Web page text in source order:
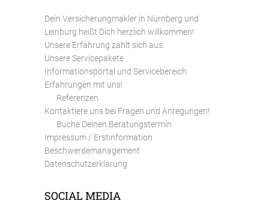
Dein Versicherungmakler in Nürnberg und
Leinburg heißt Dich herzlich willkommen!
Unsere Erfahrung zahlt sich aus.
Unsere Servicepakete
Informationsportal und Servicebereich
Erfahrungen mit uns!
Referenzen
Kontaktiere uns bei Fragen und Anregungen!
Buche Deinen Beratungstermin
Impressum / Erstinformation
Beschwerdemanagement
Datenschutzerklärung
SOCIAL MEDIA